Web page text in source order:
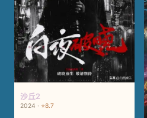
沙丘2
2024 · ⭐8.7